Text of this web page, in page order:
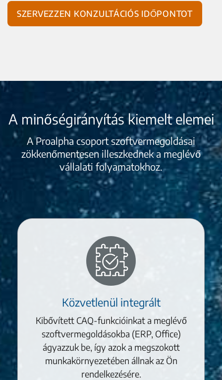
Szervezzen konzultációs időpontot
A minőségirányítás kiemelt elemei
A Proalpha csoport szoftvermegoldásai
zökkenőmentesen illeszkednek a meglévő
vállalati folyamatokhoz.
Közvetlenül integrált
Kibővített CAQ-funkcióinkat a meglévő
szoftvermegoldásokba (ERP, Office)
ágyazzuk be, így azok a megszokott
munkakörnyezetében állnak az Ön
rendelkezésére.